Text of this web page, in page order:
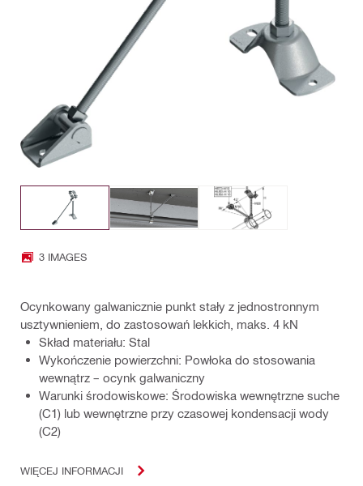
3 IMAGES
Ocynkowany galwanicznie punkt stały z jednostronnym
usztywnieniem, do zastosowań lekkich, maks. 4 kN
Skład materiału: Stal
Wykończenie powierzchni: Powłoka do stosowania
wewnątrz – ocynk galwaniczny
Warunki środowiskowe: Środowiska wewnętrzne suche
(C1) lub wewnętrzne przy czasowej kondensacji wody
(C2)
WIĘCEJ INFORMACJI